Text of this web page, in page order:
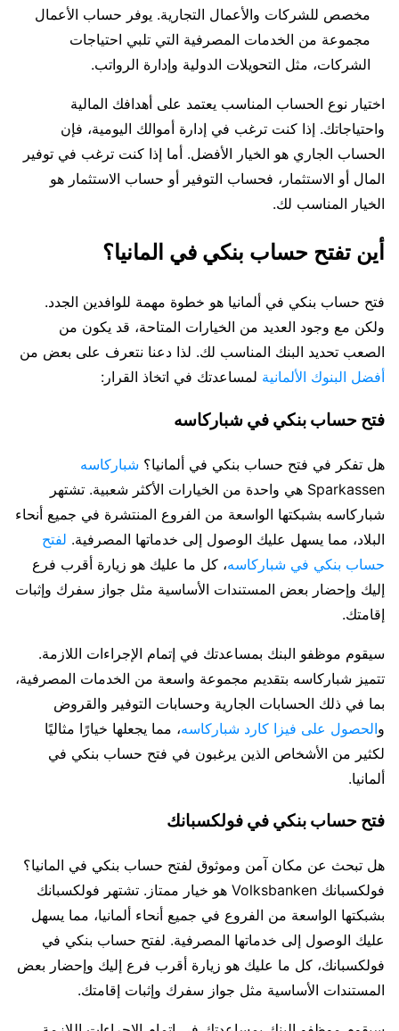
مخصص للشركات والأعمال التجارية. يوفر حساب الأعمال
مجموعة من الخدمات المصرفية التي تلبي احتياجات
الشركات، مثل التحويلات الدولية وإدارة الرواتب.
اختيار نوع الحساب المناسب يعتمد على أهدافك المالية
واحتياجاتك. إذا كنت ترغب في إدارة أموالك اليومية، فإن
الحساب الجاري هو الخيار الأفضل. أما إذا كنت ترغب في توفير
المال أو الاستثمار، فحساب التوفير أو حساب الاستثمار هو
الخيار المناسب لك.
أين تفتح حساب بنكي في المانيا؟
فتح حساب بنكي في ألمانيا هو خطوة مهمة للوافدين الجدد.
ولكن مع وجود العديد من الخيارات المتاحة، قد يكون من
الصعب تحديد البنك المناسب لك. لذا دعنا نتعرف على بعض من
أفضل البنوك الألمانية لمساعدتك في اتخاذ القرار:
فتح حساب بنكي في شباركاسه
هل تفكر في فتح حساب بنكي في ألمانيا؟ شباركاسه
Sparkassen هي واحدة من الخيارات الأكثر شعبية. تشتهر
شباركاسه بشبكتها الواسعة من الفروع المنتشرة في جميع أنحاء
البلاد، مما يسهل عليك الوصول إلى خدماتها المصرفية. لفتح
حساب بنكي في شباركاسه، كل ما عليك هو زيارة أقرب فرع
إليك وإحضار بعض المستندات الأساسية مثل جواز سفرك وإثبات
إقامتك.
سيقوم موظفو البنك بمساعدتك في إتمام الإجراءات اللازمة.
تتميز شباركاسه بتقديم مجموعة واسعة من الخدمات المصرفية،
بما في ذلك الحسابات الجارية وحسابات التوفير والقروض
والحصول على فيزا كارد شباركاسه، مما يجعلها خيارًا مثاليًا
لكثير من الأشخاص الذين يرغبون في فتح حساب بنكي في
ألمانيا.
فتح حساب بنكي في فولكسبانك
هل تبحث عن مكان آمن وموثوق لفتح حساب بنكي في المانيا؟
فولكسبانك Volksbanken هو خيار ممتاز. تشتهر فولكسبانك
بشبكتها الواسعة من الفروع في جميع أنحاء ألمانيا، مما يسهل
عليك الوصول إلى خدماتها المصرفية. لفتح حساب بنكي في
فولكسبانك، كل ما عليك هو زيارة أقرب فرع إليك وإحضار بعض
المستندات الأساسية مثل جواز سفرك وإثبات إقامتك.